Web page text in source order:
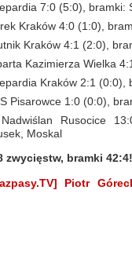
7:0 (5:0), bramki:
Kraków 4:0 (1:0),
Kraków 4:1 (2:0),
Kazimierza Wielka
Kraków 2:1 (0:0),
Pisarowce 1:0 (0:0),
Rusocice
Moskal
zwycięstw, bramki 42:4!
Piotr